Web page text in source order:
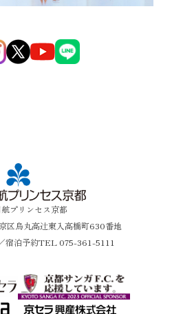
プリンセス京都
区烏丸高辻東入高橋町630番地
宿泊予約TEL 075-361-5111